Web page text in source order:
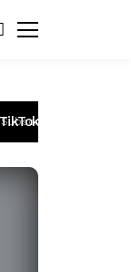
Subscribers
TikTok